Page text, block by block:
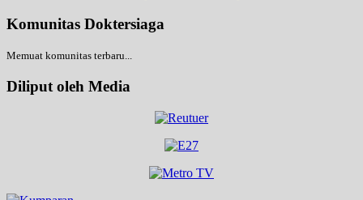
Komunitas Doktersiaga
Memuat komunitas terbaru...
Diliput oleh Media